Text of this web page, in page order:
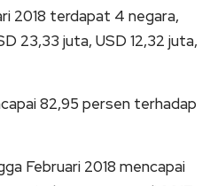
2018 terdapat 4 negara,
23,33 juta, USD 12,32 juta,
82,95 persen terhadap
Februari 2018 mencapai